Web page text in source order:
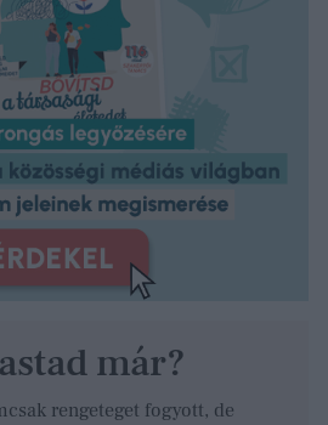
már?
rengeteget fogyott, de